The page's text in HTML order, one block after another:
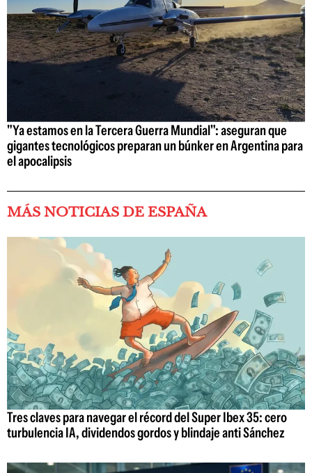
"Ya estamos en la Tercera Guerra Mundial": aseguran que
gigantes tecnológicos preparan un búnker en Argentina para
el apocalipsis
MÁS NOTICIAS DE ESPAÑA
Tres claves para navegar el récord del Super Ibex 35: cero
turbulencia IA, dividendos gordos y blindaje anti Sánchez